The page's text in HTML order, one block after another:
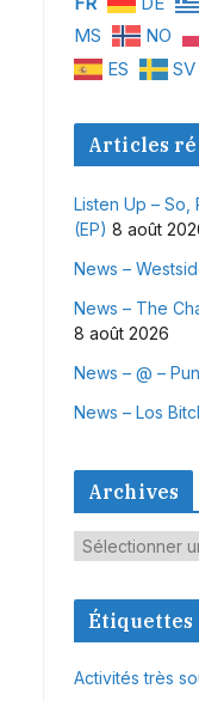
MS
NO
ES
SV
Articles
Listen Up – So,
(EP) 8 août
News –
News – The
8 août 2026
News – @ –
News – Los
Archives
A
c
Étiquettes
Activités très